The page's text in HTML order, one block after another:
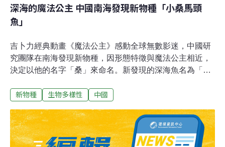
深海的魔法公主 中國南海發現新物種「小桑馬頭
魚」
吉卜力經典動畫《魔法公主》感動全球無數影迷，中國研
究團隊在南海發現新物種，因形態特徵與魔法公主相近，
決定以他的名字「桑」來命名。新發現的深海魚名為「小
漂亮的紅色條紋，神似《魔法公主》裡少女戰士「小桑」
小桑馬頭魚的地點在海南島陵水和西沙群島間水深約200
公尺的水域。小桑馬頭魚屬軟棘魚科
（Branchiostegidae）馬頭魚屬（Branchiostegus，又稱
新物種 生物多樣性 中國